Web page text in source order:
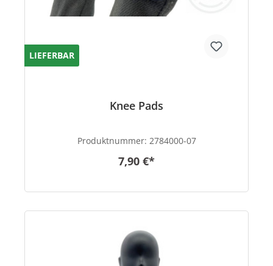
LIEFERBAR
Knee Pads
Produktnummer: 2784000-07
7,90 €*